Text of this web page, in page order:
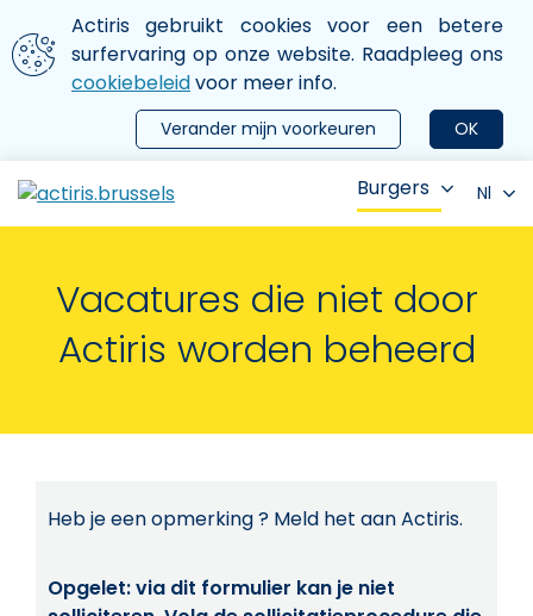
Aller au contenu principal
We gebruiken cookies
Actiris gebruikt cookies voor een betere
surfervaring op onze website. Raadpleeg ons
cookiebeleidvoor meer info.
OK
Verander mijn voorkeuren
le menu
Burgers Nl
Vacatures die niet door
Actiris worden beheerd
Heb je een opmerking ? Meld het aan Actiris.
Opgelet: via dit formulier kan je niet